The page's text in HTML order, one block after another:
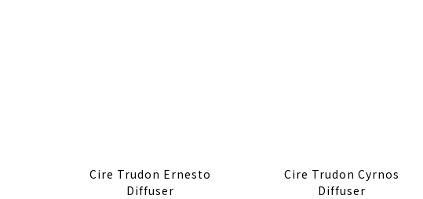
Cire Trudon Ernesto
Diffuser
Cire Trudon Cyrnos
Diffuser